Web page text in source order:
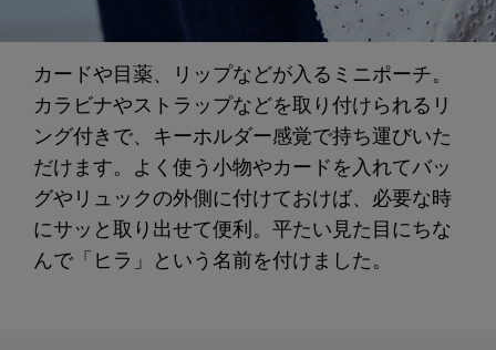
カードや目薬、リップなどが入るミニポーチ。
カラビナやストラップなどを取り付けられるリ
ング付きで、キーホルダー感覚で持ち運びいた
だけます。よく使う小物やカードを入れてバッ
グやリュックの外側に付けておけば、必要な時
にサッと取り出せて便利。平たい見た目にちな
んで「ヒラ」という名前を付けました。